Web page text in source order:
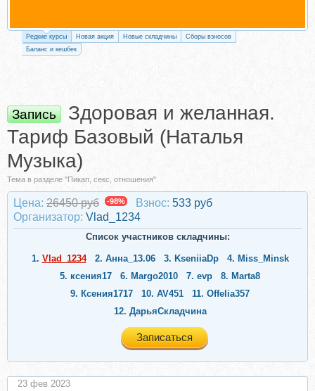
Редкие курсы Новая акция Новые складчины
Сборы взносов
Баланс и кешбек
Запись
Здоровая и желанная.
Тариф Базовый (Наталья
Музыка)
Тема в разделе "Пикап, секс, отношения"
Цена: 26450 руб -98% Взнос: 533 руб
Организатор: Vlad_1234
Список участников складчины:
1. Vlad_1234 2. Аннa_13.06 3. KseniiaDp 4. Miss_Minsk
5. ксения17 6. Margo2010 7. evp 8. Marta8
9. Ксения1717 10. AV451 11. Offelia357
12. ДарьяСкладчина
Записаться
23 фев 2023